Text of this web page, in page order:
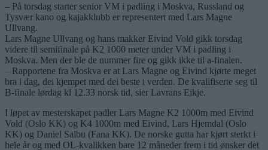
– På torsdag starter senior VM i padling i Moskva, Russland og
Tysvær kano og kajakklubb er representert med Lars Magne
Ullvang.
Lars Magne Ullvang og hans makker Eivind Vold gikk torsdag
videre til semifinale på K2 1000 meter under VM i padling i
Moskva. Men der ble de nummer fire og gikk ikke til a-finalen.
– Rapportene fra Moskva er at Lars Magne og Eivind kjørte meget
bra i dag, dei kjempet med dei beste i verden. De kvalifiserte seg til
B-finale lørdag kl 12.33 norsk tid, sier Lavrans Eikje.
I løpet av mesterskapet padler Lars Magne K2 1000m med Eivind
Vold (Oslo KK) og K4 1000m med Eivind, Lars Hjemdal (Oslo
KK) og Daniel Salbu (Fana KK). De norske gutta har kjørt sterkt i
hele år og med OL-kvalikken bare 12 måneder frem i tid ønsker det